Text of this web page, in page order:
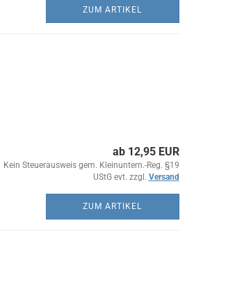
ZUM ARTIKEL
ab 12,95 EUR
Kein Steuerausweis gem. Kleinuntern.-Reg. §19
UStG evt. zzgl. Versand
ZUM ARTIKEL